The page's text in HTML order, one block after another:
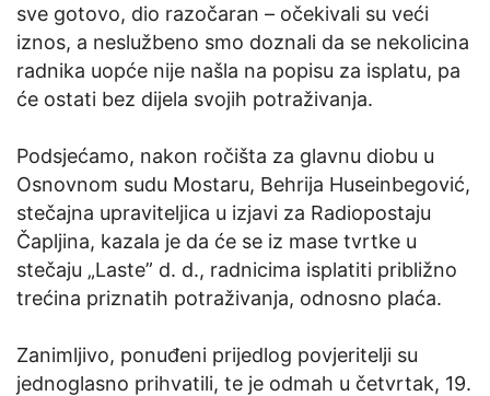
sve gotovo, dio razočaran – očekivali su veći
iznos, a neslužbeno smo doznali da se nekolicina
radnika uopće nije našla na popisu za isplatu, pa
će ostati bez dijela svojih potraživanja.
Podsjećamo, nakon ročišta za glavnu diobu u
Osnovnom sudu Mostaru, Behrija Huseinbegović,
stečajna upraviteljica u izjavi za Radiopostaju
Čapljina, kazala je da će se iz mase tvrtke u
stečaju „Laste” d. d., radnicima isplatiti približno
trećina priznatih potraživanja, odnosno plaća.
Zanimljivo, ponuđeni prijedlog povjeritelji su
jednoglasno prihvatili, te je odmah u četvrtak, 19.